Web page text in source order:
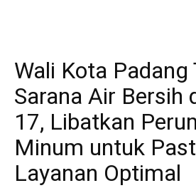
Wali Kota Padang
Sarana Air Bersih
17, Libatkan
Minum untuk
Layanan Optimal